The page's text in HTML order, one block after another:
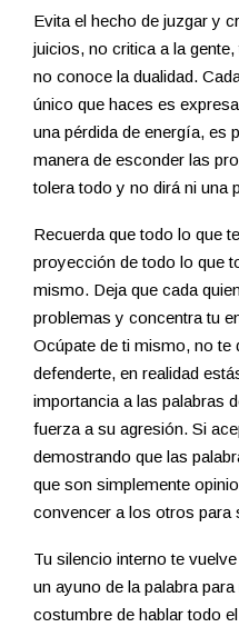
Evita el hecho de juzgar y
juicios, no critica a la
no conoce la dualidad.
único que haces es
una pérdida de energía, es
manera de esconder las
tolera todo y no dirá ni una
Recuerda que todo lo que
proyección de todo lo que
mismo. Deja que cada
problemas y concentra tu
Ocúpate de ti mismo, no te
defenderte, en realidad
importancia a las palabras
fuerza a su agresión. Si
demostrando que las
que son simplemente
convencer a los otros para
Tu silencio interno te
un ayuno de la palabra
costumbre de hablar todo